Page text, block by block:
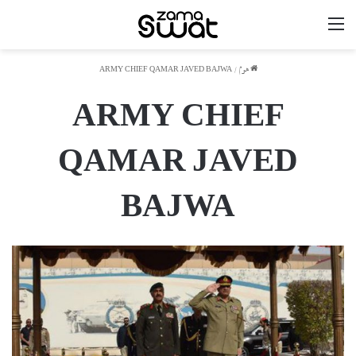
ھوم /
ARMY CHIEF QAMAR JAVED BAJWA
ARMY CHIEF
QAMAR JAVED
BAJWA